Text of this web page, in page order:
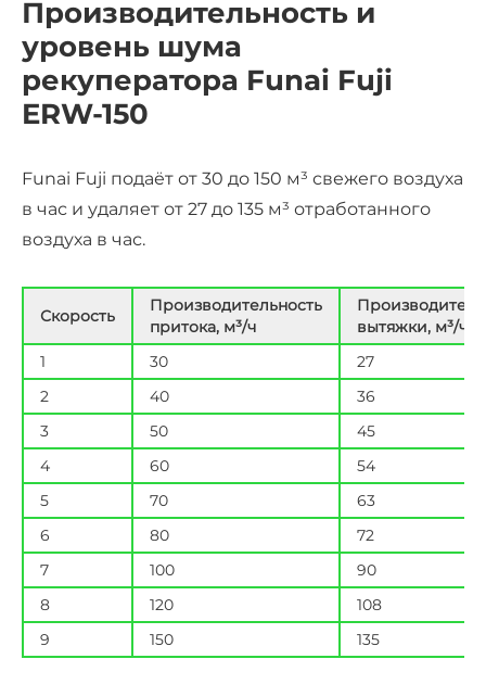
Производительность и
уровень шума
рекуператора Funai Fuji
ERW-150
Funai Fuji подаёт от 30 до 150 м³ свежего воздуха
в час и удаляет от 27 до 135 м³ отработанного
воздуха в час.
Скорость
Производительность
притока, м³/ч
вытяжки, м³/ч
1
30
27
2
40
36
3
50
45
4
60
54
5
70
63
6
80
72
7
100
90
8
120
108
9
150 135